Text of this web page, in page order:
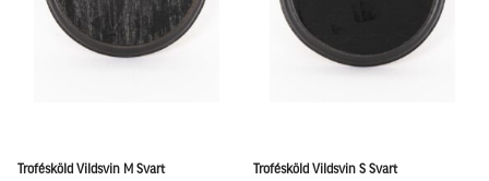
Trofésköld Vildsvin M Svart Trofésköld Vildsvin S Svart